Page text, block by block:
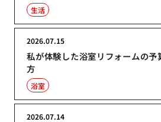
生活
私が体験した浴室リフォームの
方
2026.07.15
浴室
2026.07.14